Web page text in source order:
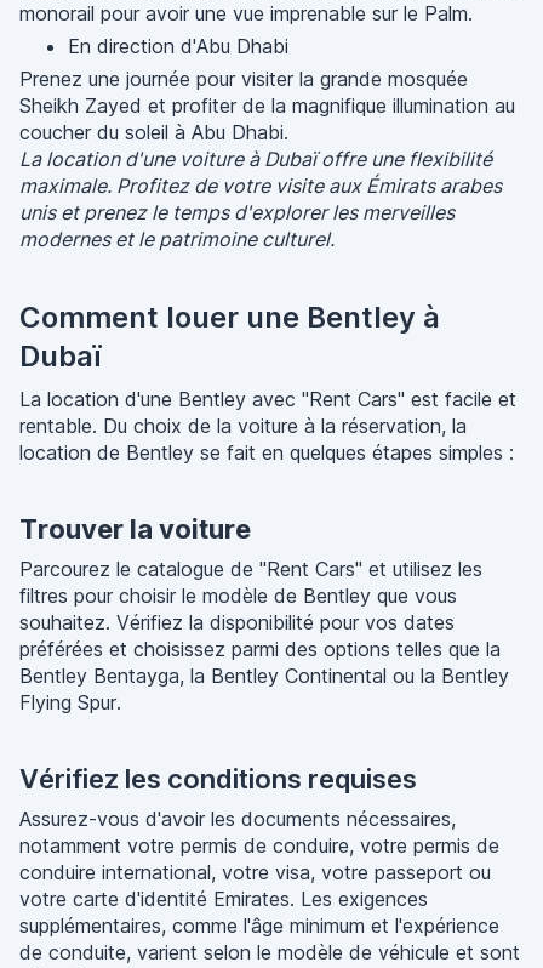
monorail pour avoir une vue imprenable sur le Palm.
En direction d'Abu Dhabi
Prenez une journée pour visiter la grande mosquée
Sheikh Zayed et profiter de la magnifique illumination au
coucher du soleil à Abu Dhabi.
La location d'une voiture à Dubaï offre une flexibilité
maximale. Profitez de votre visite aux Émirats arabes
unis et prenez le temps d'explorer les merveilles
modernes et le patrimoine culturel.
Comment louer une Bentley à
Dubaï
La location d'une Bentley avec "Rent Cars" est facile et
rentable. Du choix de la voiture à la réservation, la
location de Bentley se fait en quelques étapes simples :
Trouver la voiture
Parcourez le catalogue de "Rent Cars" et utilisez les
filtres pour choisir le modèle de Bentley que vous
souhaitez. Vérifiez la disponibilité pour vos dates
préférées et choisissez parmi des options telles que la
Bentley Bentayga, la Bentley Continental ou la Bentley
Flying Spur.
Vérifiez les conditions requises
Assurez-vous d'avoir les documents nécessaires,
notamment votre permis de conduire, votre permis de
conduire international, votre visa, votre passeport ou
votre carte d'identité Emirates. Les exigences
supplémentaires, comme l'âge minimum et l'expérience
de conduite, varient selon le modèle de véhicule et sont